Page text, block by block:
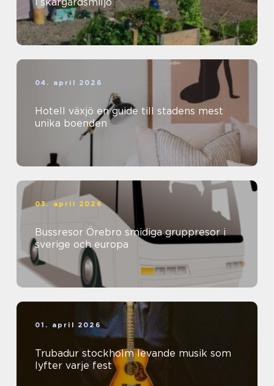
04. april 2026
Hotell växjö en guide till stadens mest
unika boenden
03. april 2026
Bussresor Örebro smidiga gruppresor i
sverige och europa
01. april 2026
Trubadur stockholm levande musik som
lyfter varje fest